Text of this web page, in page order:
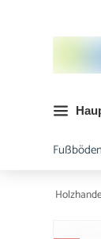
Fußböden